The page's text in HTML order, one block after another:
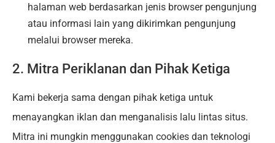
halaman web berdasarkan jenis browser pengunjung
atau informasi lain yang dikirimkan pengunjung
melalui browser mereka.
2. Mitra Periklanan dan Pihak Ketiga
Kami bekerja sama dengan pihak ketiga untuk
menayangkan iklan dan menganalisis lalu lintas situs.
Mitra ini mungkin menggunakan cookies dan teknologi